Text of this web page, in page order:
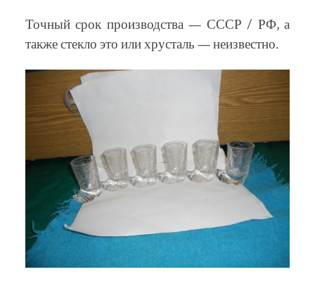
Точный срок производства — СССР / РФ, а
также стекло это или хрусталь — неизвестно.